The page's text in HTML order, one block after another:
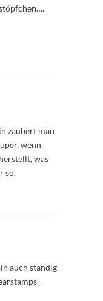
zaubert man
wenn
was
so.
auch ständig
–